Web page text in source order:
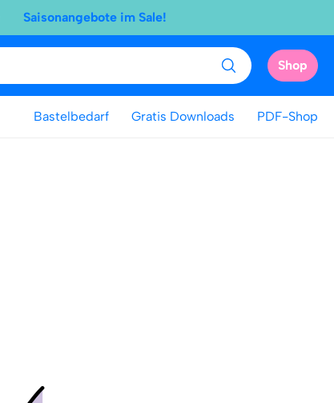
Saisonangebote im Sale!
Shop
Bastelbedarf Gratis Downloads PDF-Shop